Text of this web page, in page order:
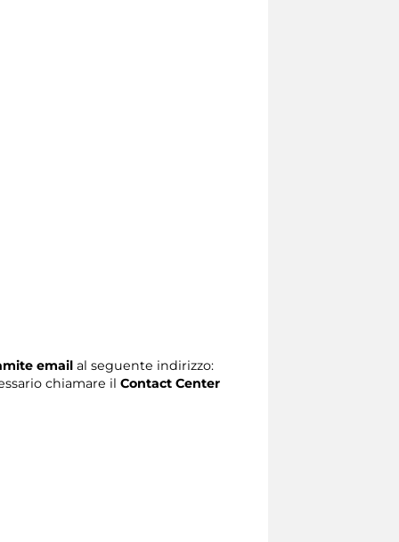
email al seguente indirizzo:
chiamare il Contact Center